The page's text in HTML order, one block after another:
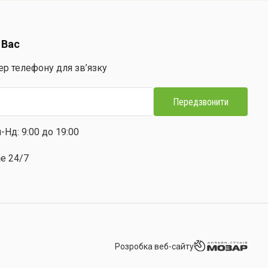
телефону для зв’язку
Передзвонити
Нд: 9:00 до 19:00
24/7
Розробка веб-сайту